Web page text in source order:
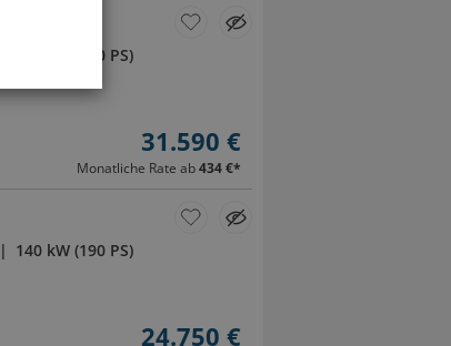
110 kW (150 PS)
31.590 €
Monatliche Rate ab434 €*
140 kW (190 PS)
24.750 €